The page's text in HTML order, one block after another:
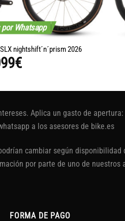
Whatsapp
nightshift´n´prism 2026
€
Aplica un gasto de apertura:
a los asesores de bike.es
cambiar según
por parte de uno de nuestros
FORMA DE PAGO